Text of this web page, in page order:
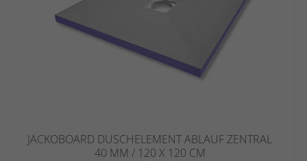
JACKOBOARD DUSCHELEMENT ABLAUF ZENTRAL
40 MM / 120 X 120 CM